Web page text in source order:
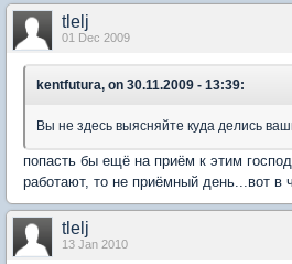
tlelj
01 Dec 2009
kentfutura, on 30.11.2009 - 13:39:
Вы не здесь выясняйте куда делись
попасть бы ещё на приём к этим
работают, то не приёмный день...вот в
tlelj
13 Jan 2010